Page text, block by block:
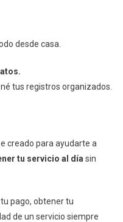
desde casa.
tus registros organizados.
creado para ayudarte a
tu servicio al día sin
pago, obtener tu
de un servicio siempre